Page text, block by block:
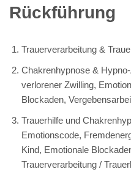
Rückführung
Trauerverarbeitung &
Chakrenhypnose &
verlorener Zwilling,
Blockaden,
Trauerhilfe und
Emotionscode,
Kind, Emotionale
Trauerverarbeitung /